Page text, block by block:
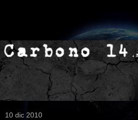
10 dic 2010